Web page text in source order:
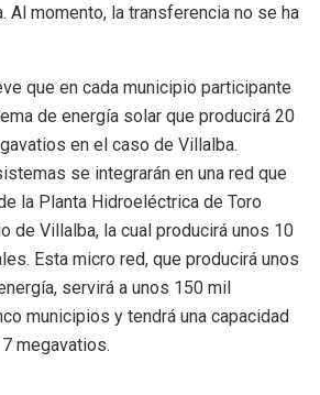
Al momento, la transferencia no se ha
que en cada municipio participante
de energía solar que producirá 20
en el caso de Villalba.
se integrarán en una red que
la Planta Hidroeléctrica de Toro
de Villalba, la cual producirá unos 10
Esta micro red, que producirá unos
servirá a unos 150 mil
municipios y tendrá una capacidad
megavatios.